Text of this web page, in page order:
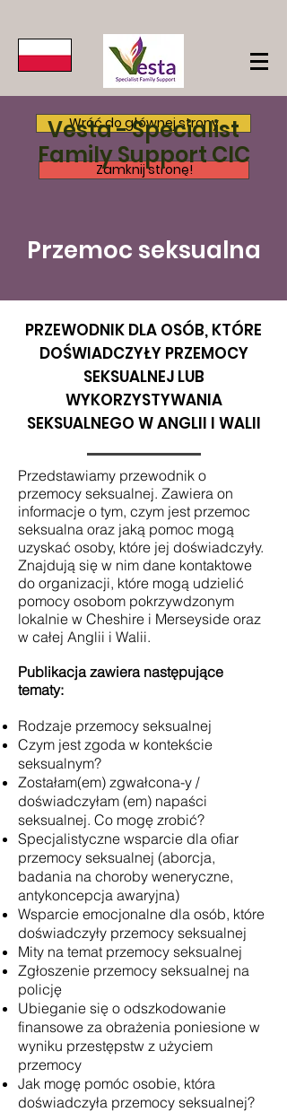
Vesta - Specialist
Family Support CIC
Wróć do głównej strony
Zamknij stronę!
Przemoc seksualna
PRZEWODNIK DLA OSÓB, KTÓRE
DOŚWIADCZYŁY PRZEMOCY
SEKSUALNEJ LUB
WYKORZYSTYWANIA
SEKSUALNEGO W ANGLII I WALII
Przedstawiamy przewodnik o
przemocy seksualnej. Zawiera on
informacje o tym, czym jest przemoc
seksualna oraz jaką pomoc mogą
uzyskać osoby, które jej doświadczyły.
Znajdują się w nim dane kontaktowe
do organizacji, które mogą udzielić
pomocy osobom pokrzywdzonym
lokalnie w Cheshire i Merseyside oraz
w całej Anglii i Walii.
Publikacja zawiera następujące
tematy:
Rodzaje przemocy seksualnej
Czym jest zgoda w kontekście
seksualnym?
Zostałam(em) zgwałcona-y /
doświadczyłam (em) napaści
seksualnej. Co mogę zrobić?
Specjalistyczne wsparcie dla ofiar
przemocy seksualnej (aborcja,
badania na choroby weneryczne,
antykoncepcja awaryjna)
Wsparcie emocjonalne dla osób, które
doświadczyły przemocy seksualnej
Mity na temat przemocy seksualnej
Zgłoszenie przemocy seksualnej na
policję
Ubieganie się o odszkodowanie
finansowe za obrażenia poniesione w
wyniku przestępstw z użyciem
przemocy
Jak mogę pomóc osobie, która
doświadczyła przemocy seksualnej?